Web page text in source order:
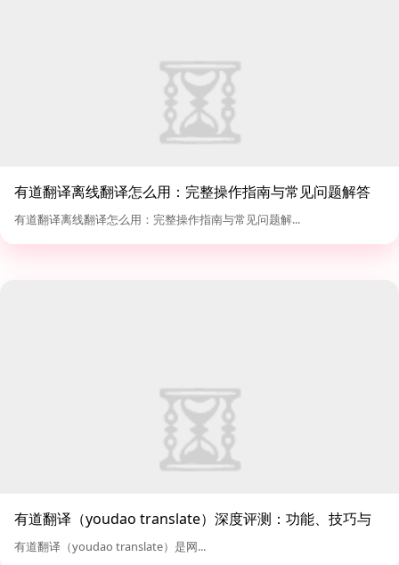
有道翻译离线翻译怎么用：完整操作指南与常见问题解答
有道翻译离线翻译怎么用：完整操作指南与常见问题解...
有道翻译（youdao translate）深度评测：功能、技巧与
对比分析
有道翻译（youdao translate）是网...